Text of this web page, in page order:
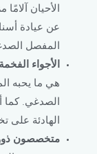
الأحيان
عن عيادة
المفصل
الأجواء
هي ما يحبه
الصدغي. كما
الهادئة على
متخصصون